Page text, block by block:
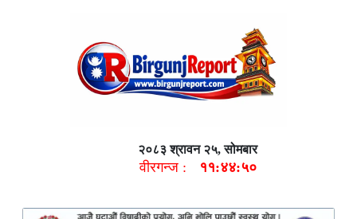
२०८३ श्रावन २५, सोमबार
वीरगन्ज : ११:४४:५१